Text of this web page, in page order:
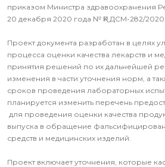
приказом Министра здравоохранения
20 декабря 2020 года № ҚР ДСМ-282/2020.
Проект документа разработан в целях
процесса оценки качества лекарств и
принятия решений по их дальнейшей
изменения в части уточнения норм, а
сроков проведения лабораторных
планируется изменить перечень
для проведения оценки качества
выпуска в обращение
средств и медицинских изделий.
Проект включает уточнения, которые